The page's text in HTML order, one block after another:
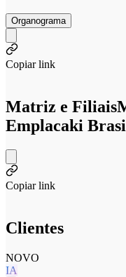
Organograma
Copiar link
Matriz e Filiais
Emplacaki
Copiar link
Clientes
NOVO
IA